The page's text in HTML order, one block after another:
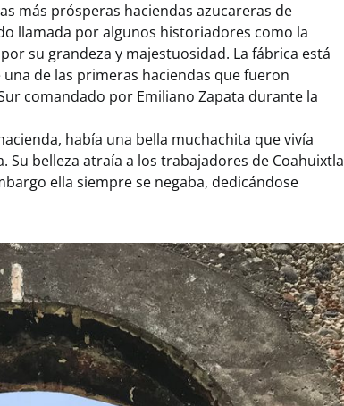
más prósperas haciendas azucareras de
llamada por algunos historiadores como la
su grandeza y majestuosidad. La fábrica está
de las primeras haciendas que fueron
comandado por Emiliano Zapata durante la
había una bella muchachita que vivía
Su belleza atraía a los trabajadores de Coahuixtla
ella siempre se negaba, dedicándose